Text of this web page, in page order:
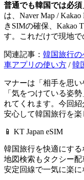
普通でも韓国では必
は、Naver Map /
きSIMの確保、Kakao
す。これだけで現地で
関連記事： 韓国旅行の
車アプリの使い方 /韓
マナーは「相手を思
「気をつけている姿
れてくれます。今回紹
安心して韓国旅行を楽
📱 KT Japan eSIM
韓国旅行を快適にする
地図検索もタクシー配
安定回線で一気に楽に